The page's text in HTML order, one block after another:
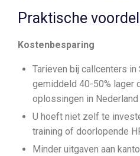
Praktische
Kostenbesparing
Tarieven bij callcenters in
gemiddeld 40-50% lager
oplossingen in
U hoeft niet zelf te
training of doorlopende
Minder uitgaven aan